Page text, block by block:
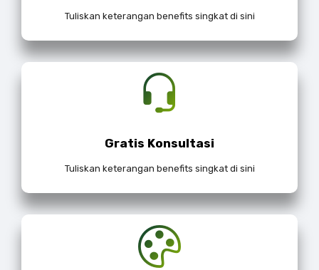
Tuliskan keterangan benefits singkat di sini
Gratis Konsultasi
Tuliskan keterangan benefits singkat di sini